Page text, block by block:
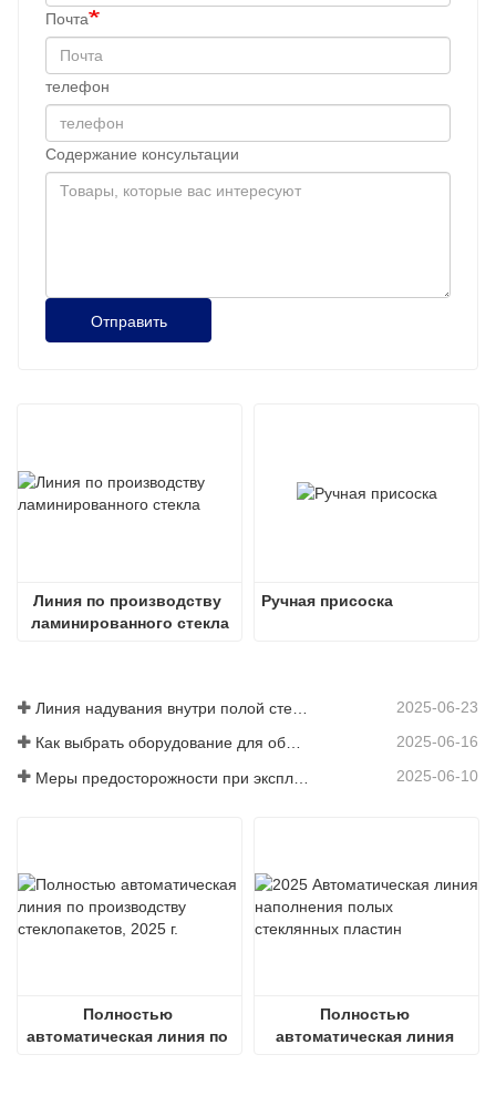
Почта
телефон
Содержание консультации
Отправить
Линия по производству
ламинированного стекла
Ручная присоска
2025-06-23
Как выбрать оборудование для обычного завода по производству стеклопакетов 2025-06-16
2025-06-10
Полностью
автоматическая линия по
Полностью
автоматическая линия